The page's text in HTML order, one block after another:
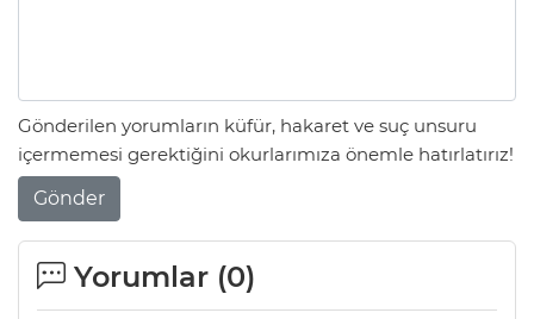
Gönderilen yorumların küfür, hakaret ve suç unsuru
içermemesi gerektiğini okurlarımıza önemle hatırlatırız!
Gönder
Yorumlar (0)